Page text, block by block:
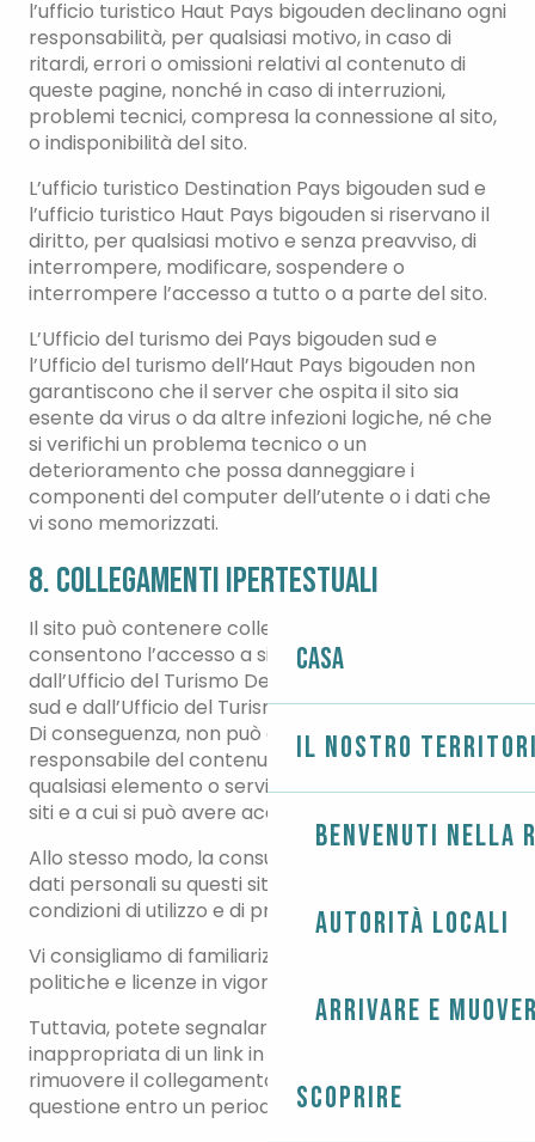
Casa
Il nostro
Benvenuti nella
Autorità locali
Arrivare e
Scoprire
l’ufficio turistico Haut Pays bigouden declinano ogni
responsabilità, per qualsiasi motivo, in caso di
ritardi, errori o omissioni relativi al contenuto di
queste pagine, nonché in caso di interruzioni,
problemi tecnici, compresa la connessione al sito,
o indisponibilità del sito.
L’ufficio turistico Destination Pays bigouden sud e
l’ufficio turistico Haut Pays bigouden si riservano il
diritto, per qualsiasi motivo e senza preavviso, di
interrompere, modificare, sospendere o
interrompere l’accesso a tutto o a parte del sito.
L’Ufficio del turismo dei Pays bigouden sud e
l’Ufficio del turismo dell’Haut Pays bigouden non
garantiscono che il server che ospita il sito sia
esente da virus o da altre infezioni logiche, né che
si verifichi un problema tecnico o un
deterioramento che possa danneggiare i
componenti del computer dell’utente o i dati che
vi sono memorizzati.
8. Collegamenti ipertestuali
Il sito può contenere collegamenti ipertestuali che
consentono l’accesso a siti non pubblicati
dall’Ufficio del Turismo Destination Pays bigouden
sud e dall’Ufficio del Turismo Haut Pays bigouden.
Di conseguenza, non può essere ritenuta
responsabile del contenuto di questi siti o di
qualsiasi elemento o servizio presentato su questi
siti e a cui si può avere accesso in questo modo.
Allo stesso modo, la consultazione e la raccolta di
dati personali su questi siti sono soggette alle
condizioni di utilizzo e di protezione degli stessi.
Vi consigliamo di familiarizzare con le varie
politiche e licenze in vigore su questi siti.
Tuttavia, potete segnalarci la natura
inappropriata di un link in modo che possiamo
rimuovere il collegamento ipertestuale in
questione entro un periodo di tempo ragionevole.